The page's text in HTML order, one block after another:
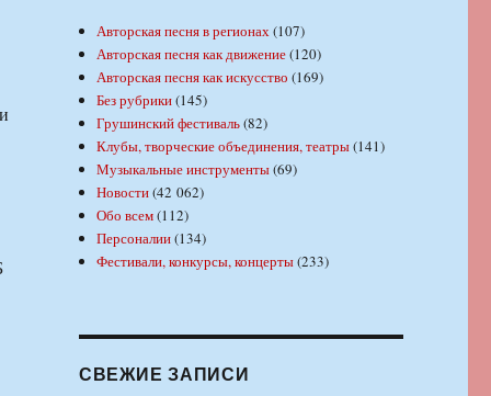
Авторская песня в регионах(107)
Авторская песня как движение(120)
Авторская песня как искусство (169)
Без рубрики(145)
Грушинский фестиваль(82)
Клубы, творческие объединения, театры(141)
Музыкальные инструменты(69)
Новости(42 062)
Обо всем(112)
Персоналии(134)
Фестивали, конкурсы, концерты(233)
СВЕЖИЕ ЗАПИСИ